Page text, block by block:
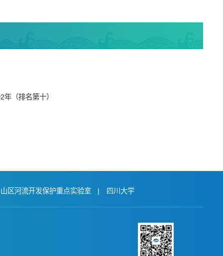
（排名第十）
区河流开发保护重点实验室 | 四川大学